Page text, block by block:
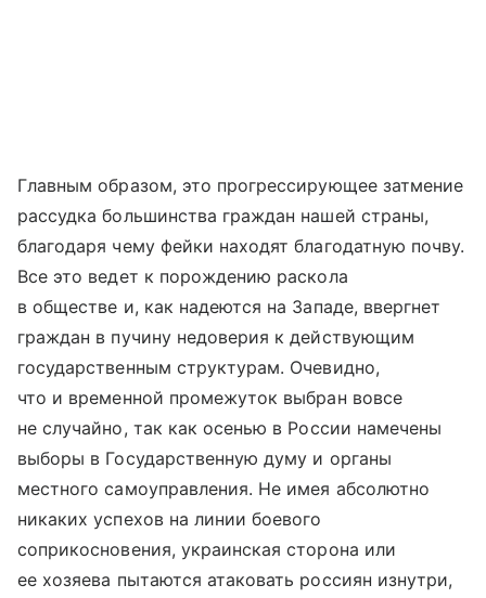
Главным образом, это прогрессирующее затмение
рассудка большинства граждан нашей страны,
благодаря чему фейки находят благодатную почву.
Все это ведет к порождению раскола
в обществе и, как надеются на Западе, ввергнет
граждан в пучину недоверия к действующим
государственным структурам. Очевидно,
что и временной промежуток выбран вовсе
не случайно, так как осенью в России намечены
выборы в Государственную думу и органы
местного самоуправления. Не имея абсолютно
никаких успехов на линии боевого
соприкосновения, украинская сторона или
ее хозяева пытаются атаковать россиян изнутри,